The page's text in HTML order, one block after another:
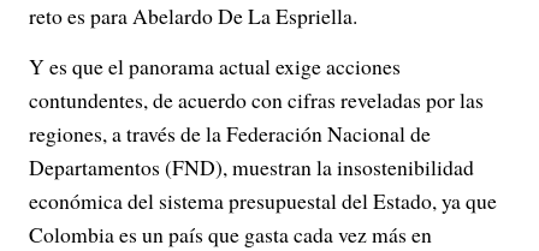
reto es para Abelardo De La Espriella.
Y es que el panorama actual exige acciones
contundentes, de acuerdo con cifras reveladas por las
regiones, a través de la Federación Nacional de
Departamentos (FND), muestran la insostenibilidad
económica del sistema presupuestal del Estado, ya que
Colombia es un país que gasta cada vez más en